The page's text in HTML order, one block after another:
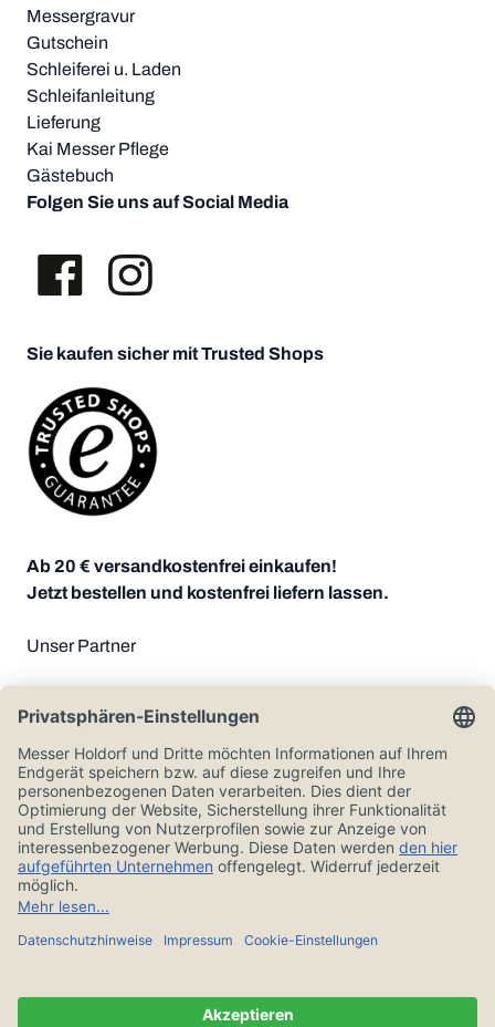
Messergravur
Gutschein
Schleiferei u. Laden
Schleifanleitung
Lieferung
Kai Messer Pflege
Gästebuch
Folgen Sie uns auf Social Media
Sie kaufen sicher mit Trusted Shops
Ab 20 € versandkostenfrei einkaufen!
Jetzt bestellen und kostenfrei liefern lassen.
Unser Partner
Zahlungsoptionen
Alle Preise in Euro und inkl. der gesetzlichen Mehrwertsteuer, zzgl.